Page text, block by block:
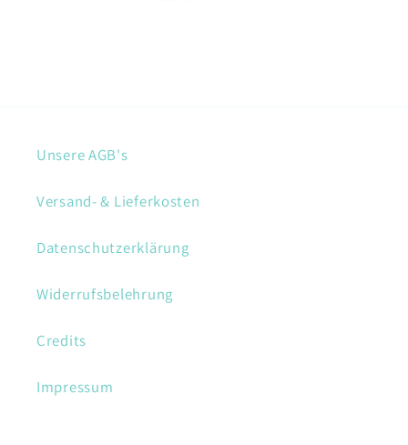
Unsere AGB's
Versand- & Lieferkosten
Datenschutzerklärung
Widerrufsbelehrung
Credits
Impressum